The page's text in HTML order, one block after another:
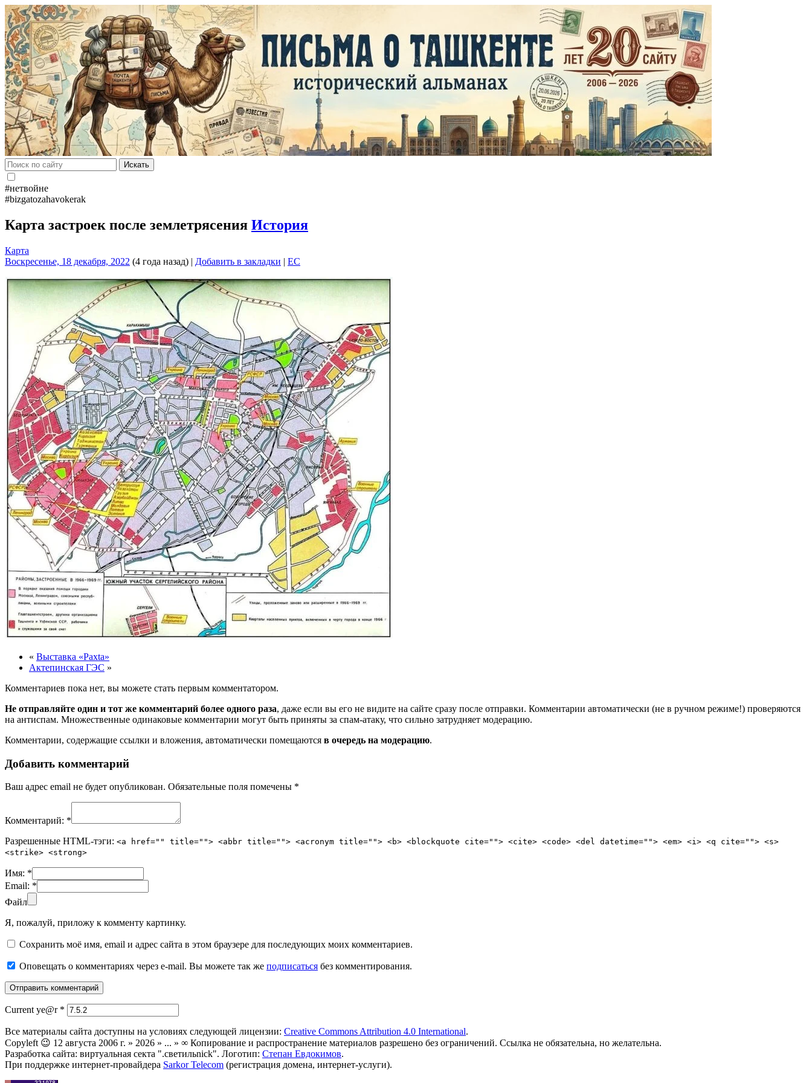
Искать
#нетвойне
#bizgatozahavokerak
Карта застроек после землетрясения История
Карта
Воскресенье, 18 декабря, 2022 (4 года назад) | Добавить в закладки | EC
« Выставка «Paxta»
Актепинская ГЭС »
Комментариев пока нет, вы можете стать первым комментатором.
Не отправляйте один и тот же комментарий более одного раза, даже если вы его не видите на сайте сразу после отправки. Комментарии автоматически (не в ручном режиме!) проверяются
на антиспам. Множественные одинаковые комментарии могут быть приняты за спам-атаку, что сильно затрудняет модерацию.
Комментарии, содержащие ссылки и вложения, автоматически помещаются в очередь на модерацию.
Добавить комментарий
Ваш адрес email не будет опубликован. Обязательные поля помечены *
Комментарий: *
Разрешенные HTML-тэги: <a href="" title=""> <abbr title=""> <acronym title=""> <b> <blockquote cite=""> <cite> <code> <del datetime=""> <em> <i> <q cite=""> <s>
<strike> <strong>
Имя: *
Email: *
Файл
Я, пожалуй, приложу к комменту картинку.
Сохранить моё имя, email и адрес сайта в этом браузере для последующих моих комментариев.
Оповещать о комментариях через e-mail. Вы можете так же подписаться без комментирования.
Current ye@r *
Все материалы сайта доступны на условиях следующей лицензии: Creative Commons Attribution 4.0 International.
Copyleft 😉 12 августа 2006 г. » 2026 » ... » ∞ Копирование и распространение материалов разрешено без ограничений. Ссылка не обязательна, но желательна.
Разработка сайта: виртуальная секта ".светильnick". Логотип: Степан Евдокимов.
При поддержке интернет-провайдера Sarkor Telecom (регистрация домена, интернет-услуги).